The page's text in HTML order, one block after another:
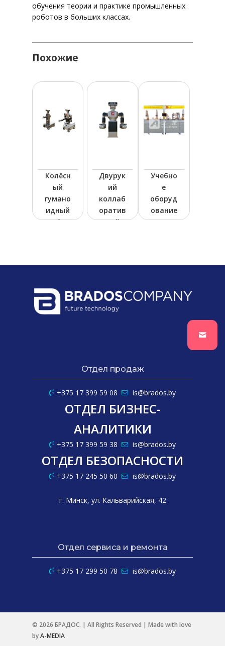
обучения теории и практике промышленных
роботов в больших классах.
Похожие
Колёсн
ый
гумано
идный
робот
Двурук
ий
коллаб
оратив
ный
Учебно
е
оборуд
ование
по
сборки
ых плат
Отдел продаж
+375 17 399 59 08 is@brados.by
ОТДЕЛ БИЗНЕС-
АНАЛИТИКИ
+375 17 399 59 38 is@brados.by
ОТДЕЛ БЕЗОПАСНОСТИ
+375 17 245 50 60 is@brados.by
г. Минск, ул. Кальварийская, 42
Отдел сервиса и ремонта
+375 17 299 50 78 is@brados.by
© 2026 БРАДОС. | All Rights Reserved | Made with love
byA-MEDIA